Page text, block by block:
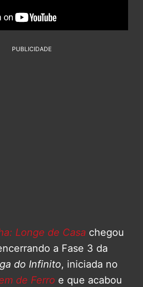
PUBLICIDADE
Longe de Casa chegou
a Fase 3 da
do Infinito, iniciada no
de Ferro e que acabou